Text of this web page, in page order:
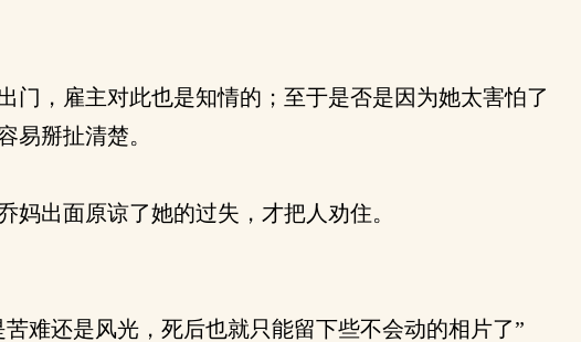
，雇主对此也是知情的；至于是否是因为她太害怕了
易掰扯清楚。
出面原谅了她的过失，才把人劝住。
难还是风光，死后也就只能留下些不会动的相片了”